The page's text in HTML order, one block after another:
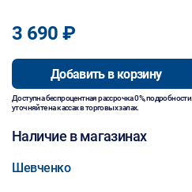
3 690 ₽
Добавить в корзину
Доступна беспроцентная рассрочка 0%, подробности
уточняйте на кассах в торговых залах.
Наличие в магазинах
Шевченко